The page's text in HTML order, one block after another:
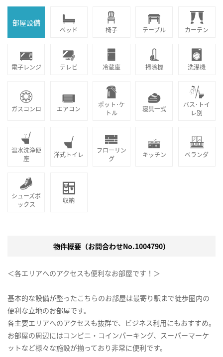
部屋設備
ベッド 椅子 テーブル カーテン
電子レンジ テレビ 冷蔵庫 掃除機 洗濯機
ガスコンロ エアコン
ポット･ケ
トル
寝具一式
バス･トイ
レ別
温水洗浄便
座
洋式トイレ
フローリン
グ
キッチン ベランダ
シューズボ
ックス
収納
物件概要（お問合わせNo.1004790）
＜各エリアへのアクセスも便利なお部屋です！＞
基本的な設備が整ったこちらのお部屋は最寄り駅まで徒歩圏内の
便利な立地のお部屋です。
各主要エリアへのアクセスも抜群で、ビジネス利用にもおすすめ。
お部屋の周辺にはコンビニ・コインパーキング、スーパーマーケ
ットなど様々な施設が揃っており非常に便利です。